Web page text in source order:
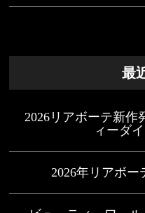
最
2026リアボーテ新作
ィーダ
2026年リアボ